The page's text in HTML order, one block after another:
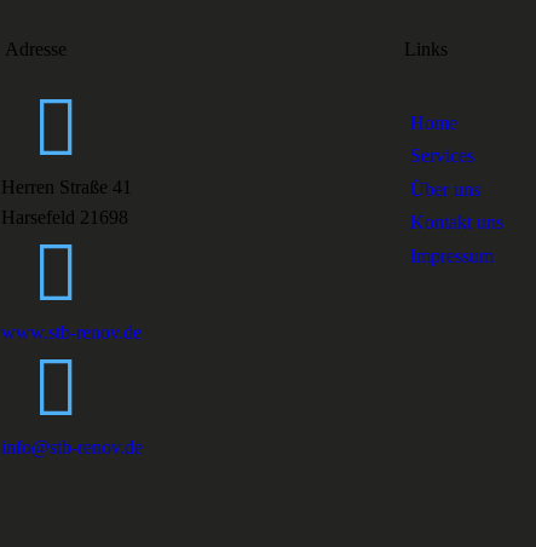
Adresse
Herren Straße 41
Harsefeld 21698
www.stb-renov.de
info@stb-renov.de
Links
Home
Services
Über uns
Kontakt uns
Impressum